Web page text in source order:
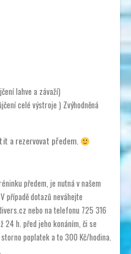
lahve a závaží)
celé výstroje ) Zvýhodněná
a rezervovat předem.
předem, je nutná v našem
případě dotazů neváhejte
nebo na telefonu 725 316
24 h. před jeho konáním, či se
poplatek a to 300 Kč/hodina.